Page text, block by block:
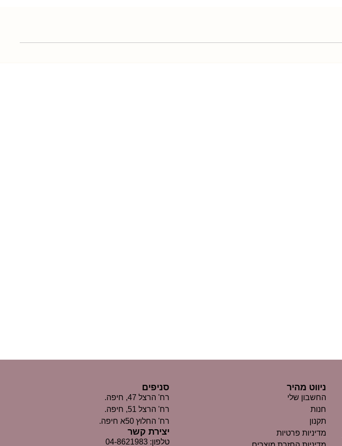
ניווט מהיר
החשבון שלי
חנות
תקנון
מדיניות פרטיות
סניפים
רח' הרצל 47, חיפה.
רח' הרצל 51, חיפה.
רח' החלוץ 50א חיפה.
יצירת קשר
טלפון: 04-8621983